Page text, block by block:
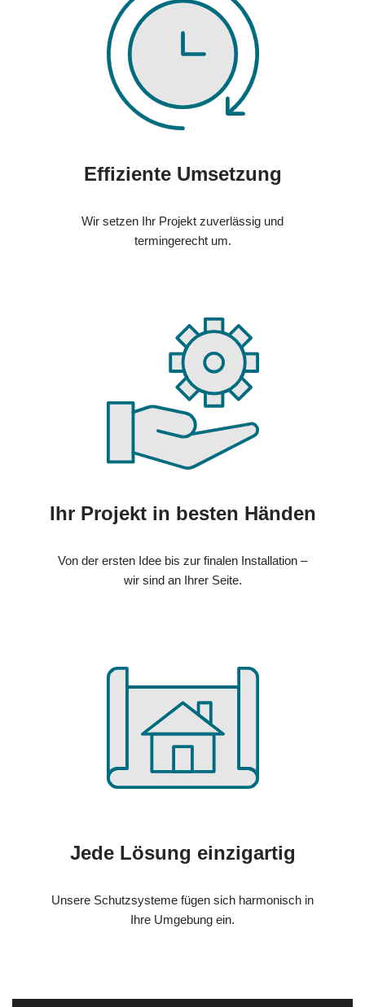
Effiziente Umsetzung
Wir setzen Ihr Projekt zuverlässig und
termingerecht um.
Ihr Projekt in besten Händen
Von der ersten Idee bis zur finalen Installation –
wir sind an Ihrer Seite.
Jede Lösung einzigartig
Unsere Schutzsysteme fügen sich harmonisch in
Ihre Umgebung ein.